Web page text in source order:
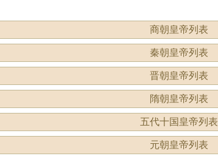
商朝皇帝列表
秦朝皇帝列表
晋朝皇帝列表
隋朝皇帝列表
五代十国皇帝列表
元朝皇帝列表